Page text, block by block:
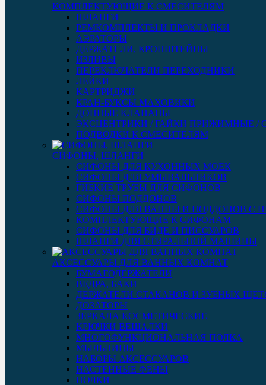
КОМПЛЕКТУЮЩИЕ К СМЕСИТЕЛЯМ
ШЛАНГИ
РЕМКОМПЛЕКТЫ И ПРОКЛАДКИ
АЭРАТОРЫ
ДЕРЖАТЕЛИ, КРОНШТЕЙНЫ
ИЗЛИВЫ
ПЕРЕКЛЮЧАТЕЛИ ПЕРЕХОДНИКИ
ЛЕЙКИ
КАРТРИДЖИ
КРАН-БУКСЫ МАХОВИКИ
ДОННЫЕ КЛАПАНЫ
ЭКСЦЕНТРИКИ / ГАЙКИ ПРИЖИМНЫЕ /
ПОДВОДКИ К СМЕСИТЕЛЯМ
СИФОНЫ, ШЛАНГИ
СИФОНЫ ДЛЯ КУХОННЫХ МОЕК
СИФОНЫ ДЛЯ УМЫВАЛЬНИКОВ
ГИБКИЕ ТРУБЫ ДЛЯ СИФОНОВ
СИФОНЫ ПОДДОНОВ
СИФОНЫ ДЛЯ ВАННЫ И ПОДДОНОВ С
КОМПЛЕКТУЮЩИЕ К СИФОНАМ
СИФОНЫ ДЛЯ БИДЕ И ПИССУАРОВ
ШЛАНГИ ДЛЯ СТИРАЛЬНОЙ МАШИНЫ
АКСЕССУАРЫ ДЛЯ ВАННЫХ КОМНАТ
БУМАГОДЕРЖАТЕЛИ
ВЕДРА, БАКИ
ДЕРЖАТЕЛИ СТАКАНОВ И ЗУБНЫХ
ДОЗАТОРЫ
ЗЕРКАЛА КОСМЕТИЧЕСКИЕ
КРЮЧКИ ВЕШАЛКИ
МНОГОФУНКЦИОНАЛЬНАЯ ПОЛКА
МЫЛЬНИЦЫ
НАБОРЫ АКСЕССУАРОВ
НАСТЕННЫЕ ФЕНЫ
ПОЛКИ